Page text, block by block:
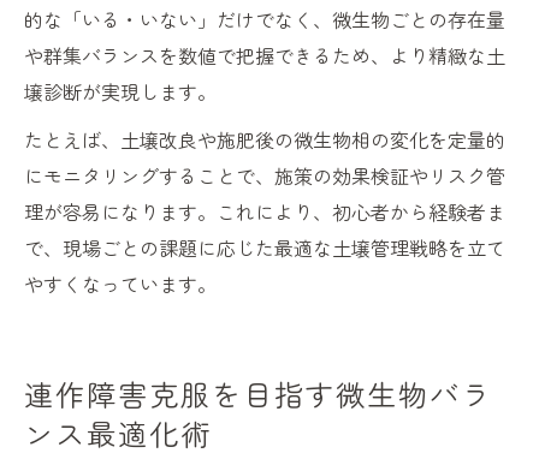
的な「いる・いない」だけでなく、微生物ごとの存在量
や群集バランスを数値で把握できるため、より精緻な土
壌診断が実現します。
たとえば、土壌改良や施肥後の微生物相の変化を定量的
にモニタリングすることで、施策の効果検証やリスク管
理が容易になります。これにより、初心者から経験者ま
で、現場ごとの課題に応じた最適な土壌管理戦略を立て
やすくなっています。
連作障害克服を目指す微生物バラ
ンス最適化術